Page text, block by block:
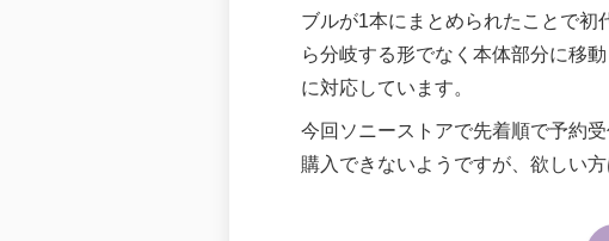
ブルが1本にまとめられたことで
ら分岐する形でなく本体部分に移
に対応しています。
今回ソニーストアで先着順で予約
購入できないようですが、欲しい